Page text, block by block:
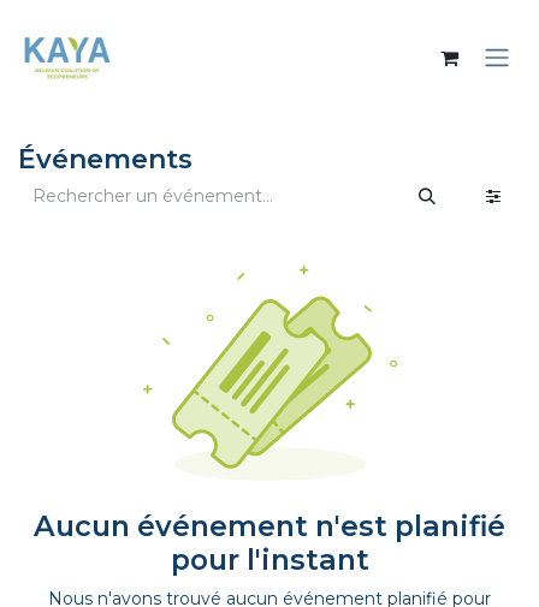
Événements
Aucun événement n'est planifié
pour l'instant
Nous n'avons trouvé aucun événement planifié pour